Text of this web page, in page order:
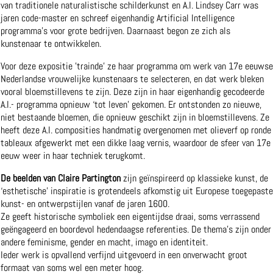
van traditionele naturalistische schilderkunst en A.I. Lindsey Carr was
jaren code-master en schreef eigenhandig Artificial Intelligence
programma’s voor grote bedrijven. Daarnaast begon ze zich als
kunstenaar te ontwikkelen.
Voor deze expositie ’trainde’ ze haar programma om werk van 17e eeuwse
Nederlandse vrouwelijke kunstenaars te selecteren, en dat werk bleken
vooral bloemstillevens te zijn. Deze zijn in haar eigenhandig gecodeerde
A.I.- programma opnieuw ‘tot leven’ gekomen. Er ontstonden zo nieuwe,
niet bestaande bloemen, die opnieuw geschikt zijn in bloemstillevens. Ze
heeft deze A.I. composities handmatig overgenomen met olieverf op ronde
tableaux afgewerkt met een dikke laag vernis, waardoor de sfeer van 17e
eeuw weer in haar techniek terugkomt.
De beelden van Claire Partingtonzijn geïnspireerd op klassieke kunst, de
‘esthetische’ inspiratie is grotendeels afkomstig uit Europese toegepaste
kunst- en ontwerpstijlen vanaf de jaren 1600.
Ze geeft historische symboliek een eigentijdse draai, soms verrassend
geëngageerd en boordevol hedendaagse referenties. De thema’s zijn onder
andere feminisme, gender en macht, imago en identiteit.
Ieder werk is opvallend verfijnd uitgevoerd in een onverwacht groot
formaat van soms wel een meter hoog.